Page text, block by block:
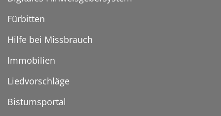
Fürbitten
Hilfe bei Missbrauch
Immobilien
Liedvorschläge
Bistumsportal